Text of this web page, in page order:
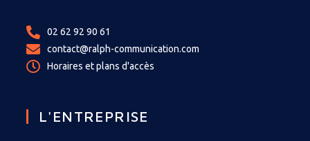
02 62 92 90 61
contact@ralph-communication.com
Horaires et plans d'accès
L'ENTREPRISE